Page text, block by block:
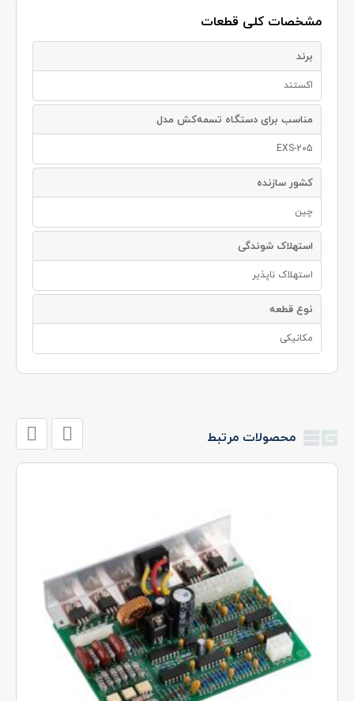
مشخصات کلی قطعات
برند
اکستند
مناسب برای دستگاه تسمه‌کش مدل
EXS-205
کشور سازنده
چین
استهلاک شوندگی
استهلاک ناپذیر
نوع قطعه
مکانیکی
محصولات مرتبط